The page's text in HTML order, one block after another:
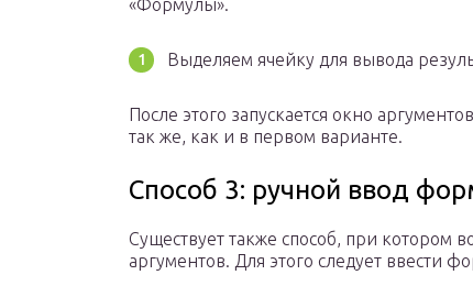
«Формулы».
Выделяем ячейку для вывода
После этого запускается окно
так же, как и в первом варианте.
Способ 3: ручной ввод
Существует также способ, при котором
аргументов. Для этого следует ввести